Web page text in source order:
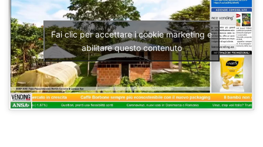
Fai clic per accettare i cookie marketing e
abilitare questo contenuto